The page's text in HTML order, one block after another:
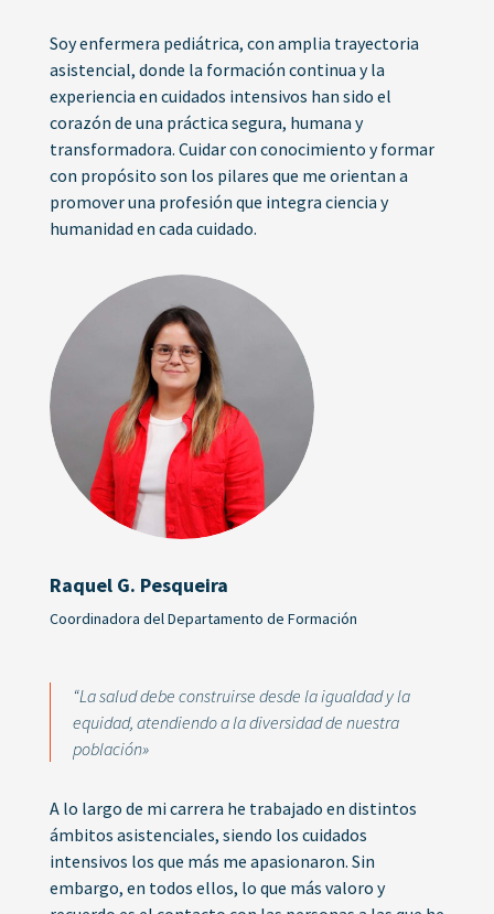
Soy enfermera pediátrica, con amplia trayectoria
asistencial, donde la formación continua y la
experiencia en cuidados intensivos han sido el
corazón de una práctica segura, humana y
transformadora. Cuidar con conocimiento y formar
con propósito son los pilares que me orientan a
promover una profesión que integra ciencia y
humanidad en cada cuidado.
Raquel G. Pesqueira
Coordinadora del Departamento de Formación
“La salud debe construirse desde la igualdad y la
equidad, atendiendo a la diversidad de nuestra
población»
A lo largo de mi carrera he trabajado en distintos
ámbitos asistenciales, siendo los cuidados
intensivos los que más me apasionaron. Sin
embargo, en todos ellos, lo que más valoro y